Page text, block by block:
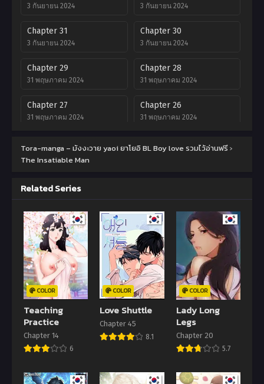
3 กันยายน 2024 3 กันยายน 2024
Chapter 31
3 กันยายน 2024
Chapter 30
3 กันยายน 2024
Chapter 29
31 พฤษภาคม 2024
Chapter 28
31 พฤษภาคม 2024
Chapter 27
31 พฤษภาคม 2024
Chapter 26
31 พฤษภาคม 2024
31 พฤษภาคม 2024 31 พฤษภาคม 2024
31 พฤษภาคม 2024
Chapter 21
31 พฤษภาคม 2024
Chapter 20
31 พฤษภาคม 2024
Chapter 19
31 พฤษภาคม 2024
Chapter 18
31 พฤษภาคม 2024
Chapter 17 Chapter 16
Chapter 15
31 พฤษภาคม 2024
Chapter 14
31 พฤษภาคม 2024
31 พฤษภาคม 2024 31 พฤษภาคม 2024
Tora-manga – มังงะวาย yaoi ยาโยอิ BL Boy love รวมไว้อ่านฟรี ›
The Insatiable Man
Related Series
COLOR
Teaching
Practice
Chapter 14
6
COLOR
Love Shuttle
Chapter 45
8.1
COLOR
Lady Long
Legs
Chapter 20
5.7